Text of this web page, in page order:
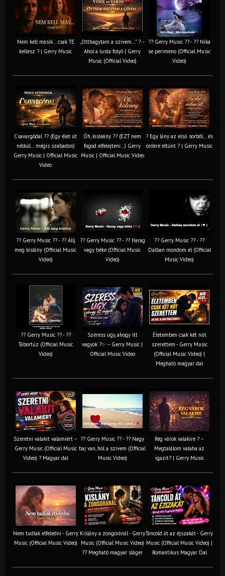
Nem kell másik… csak TE
kellesz ? | Gerry Music
„Otthagytam a szívem…” ? –
Ahol a lusta folyó | Gerry
Music (Official Video)
?? Gerry Music ?? - ?? Nika
se perimeno (Official Music
Video)
Csavargódal ?? (Egy élet út
nélkül… mégis szabadon)
Gerry Music | Official Music
Video
Óh, kisleány ?? (EZT nem
fogod elfelejteni…) Gerry
Music | Official Music Video
? Egy lány az első sorból… és
örökre eltűnt ? | Gerry Music
?? Gerry Music ?? - ?? Állj
meg kislány (Official Music
Video)
?? Gerry Music ?? - ?? Harag
vagy béke (Official Music
Video)
?? Gerry Music ?? - ??
Dalban mondom el (Official
Music Video)
?? Gerry Music ?? - ??
Tábortűz (Official Music
Video)
Szeress úgy, ahogy itt
vagyok ?✨ – Gerry Music |
Official Music Video
Életemben csak két nőt
szerettem - Gerry Music
(Official Music Video) |
Megható magyar dal
Szeretni valakit valamiért –
Gerry Music (Official Music
Video) ? Magyar dal
?? Gerry Music ?? - ?? Nagy
baj van, hol a szívem (Official
Music Video)
Rég várok valakire ? –
Megtalálom valaha az
igazit? | Gerry Music
Nem tudlak elfeledni - Gerry
Music (Official Music Video)
Kislány a zongoránál - Gerry
Music (Official Music Video)
?? Megható magyar sláger
Táncold át az éjszakát - Gerry
Music (Official Music Video) |
Romantikus Magyar Dal